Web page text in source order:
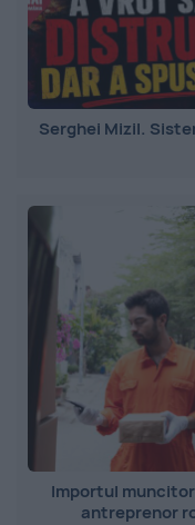
Serghei Mizil.
Importul
antreprenor